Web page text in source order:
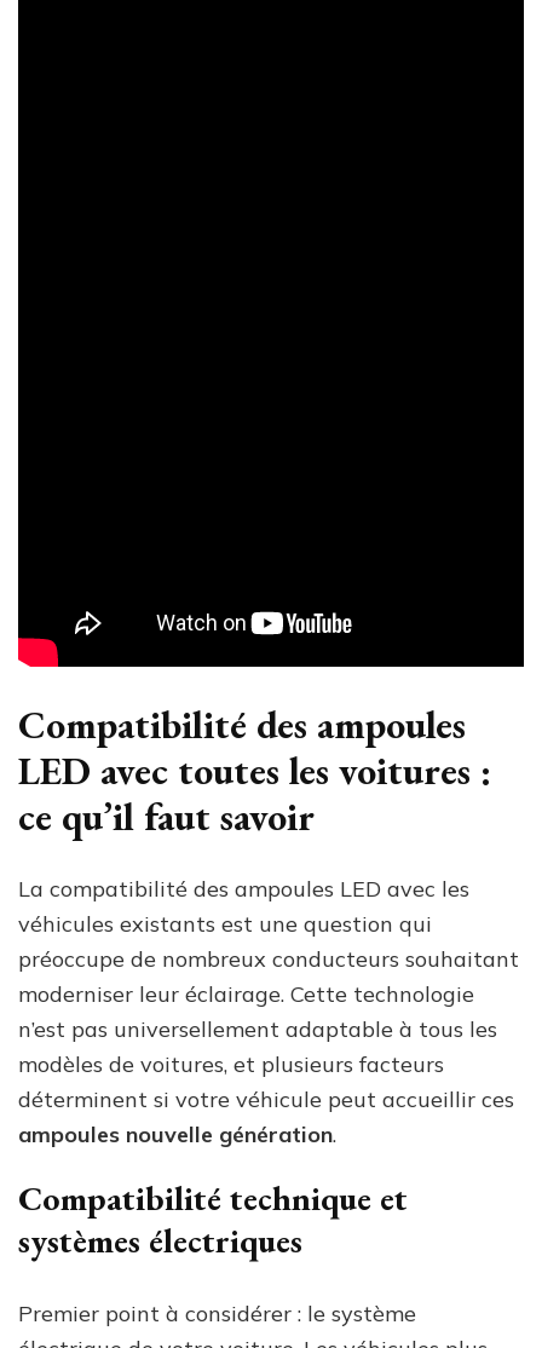
Compatibilité des ampoules
LED avec toutes les voitures :
ce qu’il faut savoir
La compatibilité des ampoules LED avec les
véhicules existants est une question qui
préoccupe de nombreux conducteurs souhaitant
moderniser leur éclairage. Cette technologie
n’est pas universellement adaptable à tous les
modèles de voitures, et plusieurs facteurs
déterminent si votre véhicule peut accueillir ces
ampoules nouvelle génération.
Compatibilité technique et
systèmes électriques
Premier point à considérer : le système